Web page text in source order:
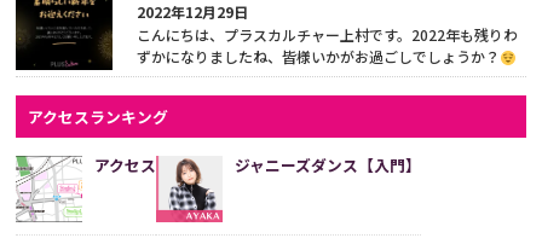
2022年12月29日
こんにちは、プラスカルチャー上村です。2022年も残りわ
ずかになりましたね、皆様いかがお過ごしでしょうか？
毎週のレッスンを楽しみにご参加いただいておりま...続き
をみる
アクセスランキング
アクセス ジャニーズダンス【入門】